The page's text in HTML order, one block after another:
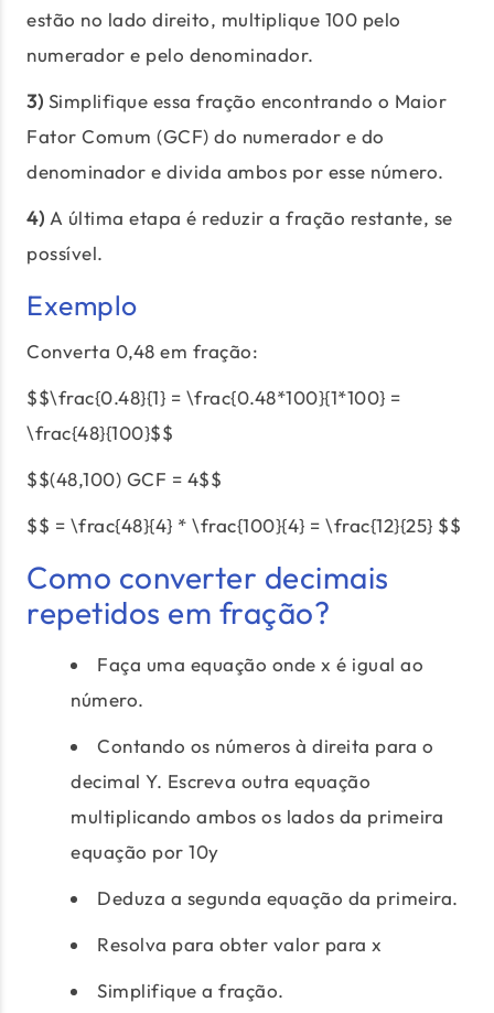
estão no lado direito, multiplique 100 pelo
numerador e pelo denominador.
3) Simplifique essa fração encontrando o Maior
Fator Comum (GCF) do numerador e do
denominador e divida ambos por esse número.
4) A última etapa é reduzir a fração restante, se
possível.
Exemplo
Converta 0,48 em fração:
$$\frac{0.48}{1} = \frac{0.48*100}{1*100} =
\frac{48}{100}$$
$$(48,100) GCF = 4$$
$$ = \frac{48}{4} * \frac{100}{4} = \frac{12}{25} $$
Como converter decimais
repetidos em fração?
Faça uma equação onde x é igual ao
número.
Contando os números à direita para o
decimal Y. Escreva outra equação
multiplicando ambos os lados da primeira
equação por 10y
Deduza a segunda equação da primeira.
Resolva para obter valor para x
Simplifique a fração.